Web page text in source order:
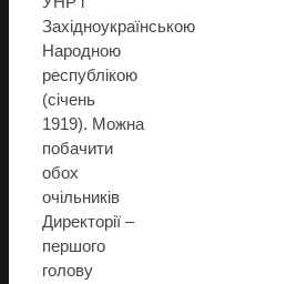
Західноукраїнською
Народною
республікою
(січень
1919). Можна
побачити
обох
очільників
Директорії –
першого
голову